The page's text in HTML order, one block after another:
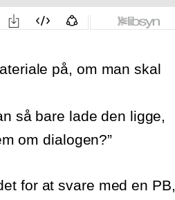
på, om man skal
så bare lade den ligge,
om dialogen?”
for at svare med en PB,